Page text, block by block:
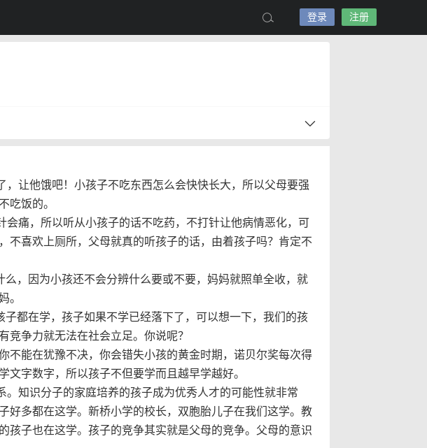
登录 注册
让他饿吧！小孩子不吃东西怎么会快快长大，所以父母要强
吃饭的。
痛，所以听从小孩子的话不吃药，不打针让他病情恶化，可
不喜欢上厕所，父母就真的听孩子的话，由着孩子吗？肯定不
，因为小孩还不会分辨什么要或不要，妈妈就照单全收，就
。
都在学，孩子如果不学已经落下了，可以想一下，我们的孩
竞争力就无法在社会立足。你说呢？
不能在犹豫不决，你会错失小孩的黄金时期，诺贝尔奖每次得
字数字，所以孩子不但要学而且越早学越好。
知识分子的家庭培养的孩子成为优秀人才的可能性就非常
好多都在这学。新桥小学的校长，双胞胎儿子在我们这学。教
孩子也在这学。孩子的竞争其实就是父母的竞争。父母的意识